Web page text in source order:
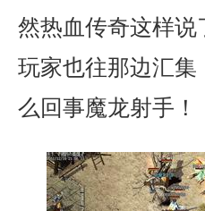
然热血传奇这样
玩家也往那边汇
么回事魔龙射手！